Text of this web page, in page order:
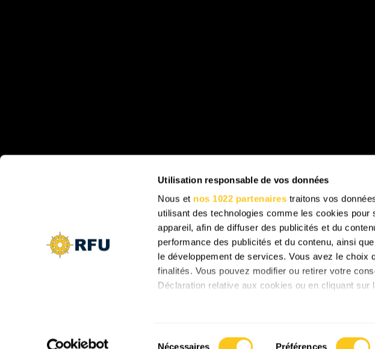
Utilisation responsable de vos données
Nous et nos 1022 partenaires traitons vos
utilisant des technologies comme les cookies
appareil, afin de diffuser des publicités et du
performance des publicités et du contenu, ainsi
le développement de services. Vous avez le choix
finalités. Vous pouvez modifier ou retirer votre
Déclaration relative aux cookies ou en cliquant sur
plusieurs mètres près
Nécessaires Préférences